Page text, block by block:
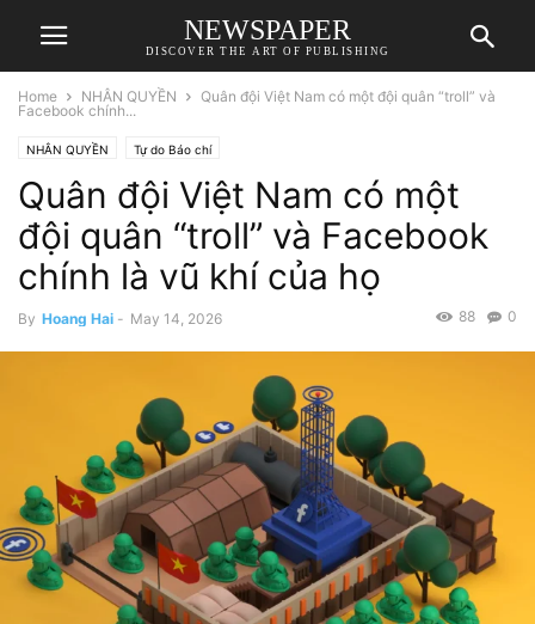
NEWSPAPER
DISCOVER THE ART OF PUBLISHING
Home NHÂN QUYỀN
Quân đội Việt Nam có một đội quân “troll” và
Facebook chính...
NHÂN QUYỀN Tự do Báo chí
Quân đội Việt Nam có một
đội quân “troll” và Facebook
chính là vũ khí của họ
By Hoang Hai - May 14, 2026 0
88